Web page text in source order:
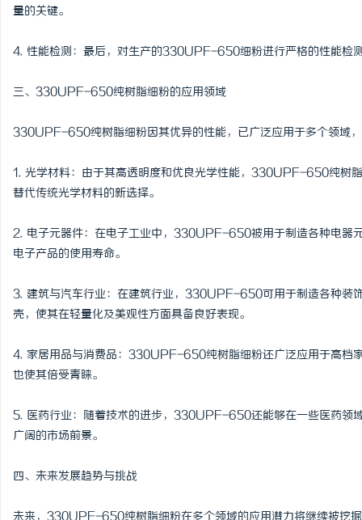
量的关键。
4. 性能检测：最后，对生产的330UPF-650细粉进行严格的性能检
三、330UPF-650纯树脂细粉的应用领域
330UPF-650纯树脂细粉因其优异的性能，已广泛应用于多个领域
1. 光学材料：由于其高透明度和优良光学性能，330UPF-650纯树
替代传统光学材料的新选择。
2. 电子元器件：在电子工业中，330UPF-650被用于制造各种电器
电子产品的使用寿命。
3. 建筑与汽车行业：在建筑行业，330UPF-650可用于制造各种装
壳，使其在轻量化及美观性方面具备良好表现。
4. 家居用品与消费品：330UPF-650纯树脂细粉还广泛应用于高档
也使其倍受青睐。
5. 医药行业：随着技术的进步，330UPF-650还能够在一些医药领
广阔的市场前景。
四、未来发展趋势与挑战
未来，330UPF-650纯树脂细粉在多个领域的应用潜力将继续被挖